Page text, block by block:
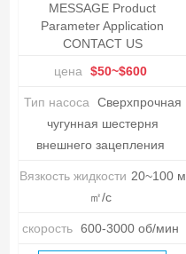
MESSAGE Product
Parameter Application
CONTACT US
цена
$50~$600
Тип насоса
Сверхпрочная
чугунная шестерня
внешнего зацепления
Вязкость жидкости 20~100 м
㎡/с
скорость 600-3000 об/мин